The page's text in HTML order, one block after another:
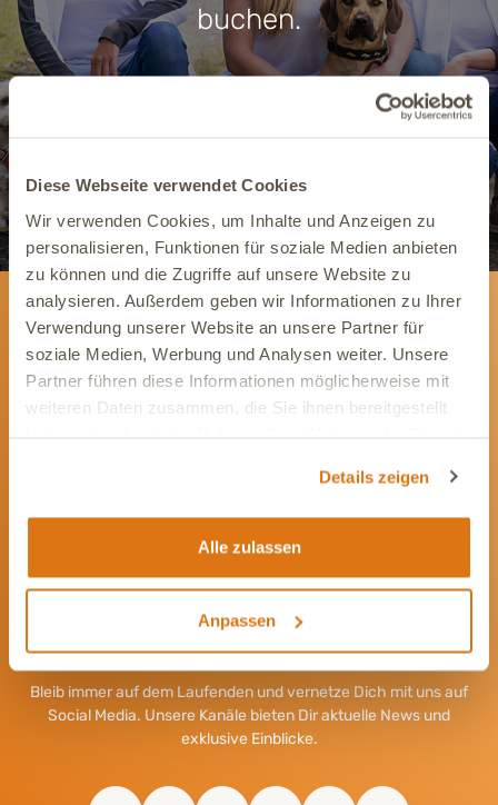
Diese Webseite verwendet Cookies
Wir verwenden Cookies, um Inhalte und Anzeigen zu
personalisieren, Funktionen für soziale Medien anbieten
zu können und die Zugriffe auf unsere Website zu
analysieren. Außerdem geben wir Informationen zu Ihrer
Verwendung unserer Website an unsere Partner für
soziale Medien, Werbung und Analysen weiter. Unsere
Partner führen diese Informationen möglicherweise mit
weiteren Daten zusammen, die Sie ihnen bereitgestellt
Details zeigen
Alle zulassen
Anpassen
buchen.
Newsletter
Wir informieren Dich gerne mit wertvollen Tipps
und Angeboten rund um die Gesundheit Deines
Newsletter abonnieren
Werde Teil unserer Community
Bleib immer auf dem Laufenden und vernetze Dich mit uns auf
Social Media. Unsere Kanäle bieten Dir aktuelle News und
exklusive Einblicke.